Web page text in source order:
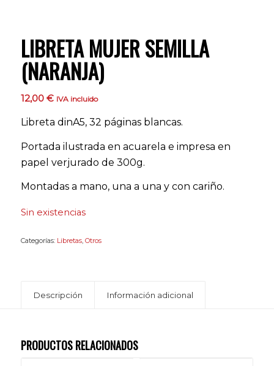
LIBRETA MUJER SEMILLA
(NARANJA)
12,00 € IVA incluido
Libreta dinA5, 32 páginas blancas.
Portada ilustrada en acuarela e impresa en
papel verjurado de 300g.
Montadas a mano, una a una y con cariño.
Sin existencias
Categorías: Libretas, Otros
Descripción Información adicional
PRODUCTOS RELACIONADOS